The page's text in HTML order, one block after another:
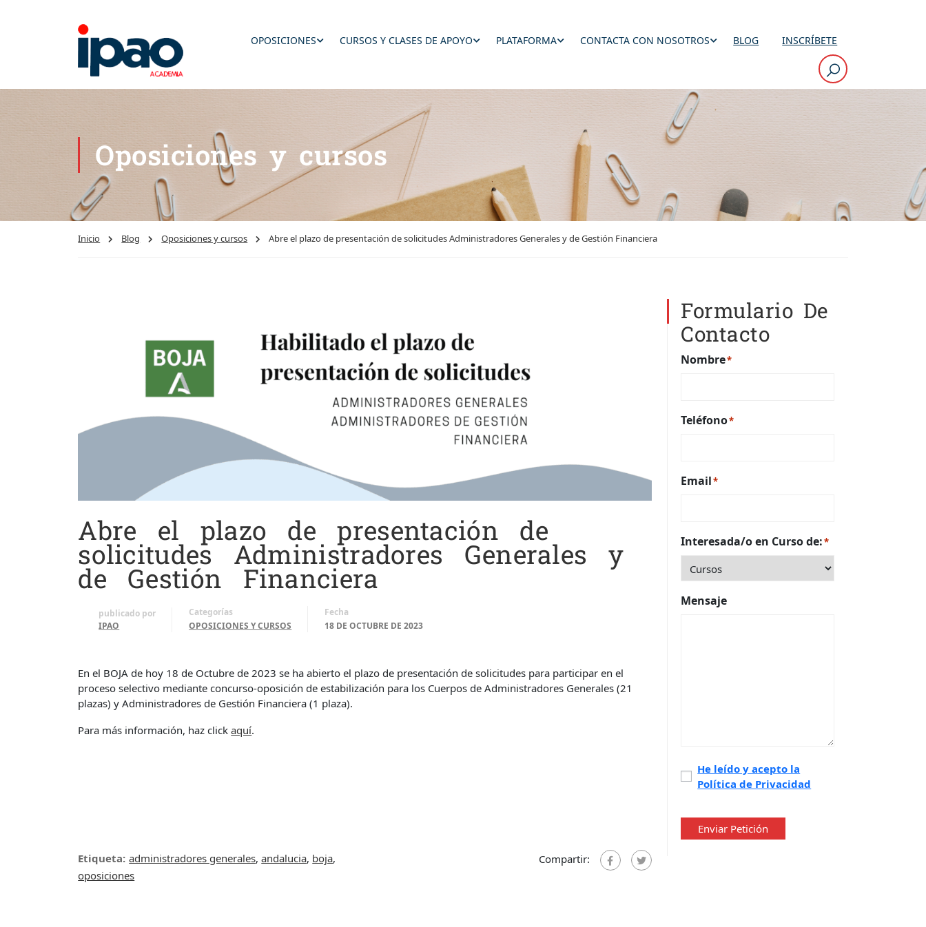
OPOSICIONES CURSOS Y CLASES DE APOYO PLATAFORMA CONTACTA CON NOSOTROS BLOG INSCRÍBETE
Oposiciones y cursos
Inicio Blog Oposiciones y cursos Abre el plazo de presentación de solicitudes Administradores Generales y de Gestión Financiera
Abre el plazo de presentación de
solicitudes Administradores Generales y
de Gestión Financiera
publicado por
IPAO
Categorías
OPOSICIONES Y CURSOS
Fecha
18 DE OCTUBRE DE 2023
En el BOJA de hoy 18 de Octubre de 2023 se ha abierto el plazo de presentación de solicitudes para participar en el
proceso selectivo mediante concurso-oposición de estabilización para los Cuerpos de Administradores Generales (21
plazas) y Administradores de Gestión Financiera (1 plaza).
Para más información, haz clickaquí.
Etiqueta: administradores generales,andalucia, boja,
oposiciones
Compartir:
Formulario De
Contacto
Nombre*
Teléfono*
Email*
Interesada/o en Curso de:*
Mensaje
Política
de
He leído y acepto la
Política de Privacidad
Enviar Petición